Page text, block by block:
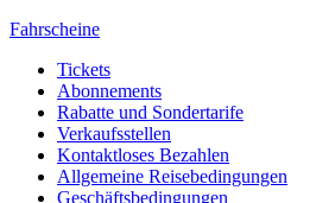
Fahrscheine
Tickets
Abonnements
Rabatte und Sondertarife
Verkaufsstellen
Kontaktloses Bezahlen
Allgemeine Reisebedingungen
Geschäftsbedingungen